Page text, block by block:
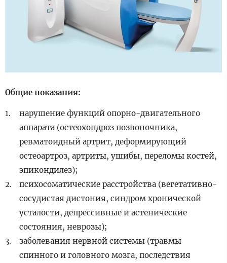
Общие показания:
нарушение функций опорно-двигательного
аппарата (остеохондроз позвоночника,
ревматоидный артрит, деформирующий
остеоартроз, артриты, ушибы, переломы костей,
эпикондилез);
психосоматические расстройства (вегетативно-
сосудистая дистония, синдром хронической
усталости, депрессивные и астенические
состояния, неврозы);
заболевания нервной системы (травмы
спинного и головного мозга, последствия